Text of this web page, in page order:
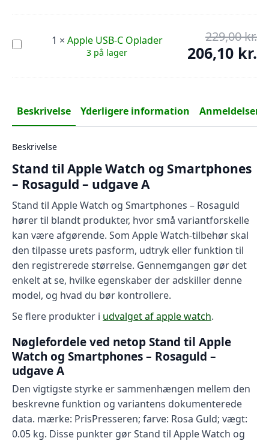
Smartphones
Apple
USB-
1 × Apple USB-C Oplader
3 på lager
229,00kr.
206,10 kr.
Beskrivelse Yderligere information Anmeldelser
Beskrivelse
Stand til Apple Watch og Smartphones
– Rosaguld – udgave A
Stand til Apple Watch og Smartphones – Rosaguld
hører til blandt produkter, hvor små variantforskelle
kan være afgørende. Som Apple Watch-tilbehør skal
den tilpasse urets pasform, udtryk eller funktion til
den registrerede størrelse. Gennemgangen gør det
enkelt at se, hvilke egenskaber der adskiller denne
model, og hvad du bør kontrollere.
Se flere produkter i udvalget af apple watch.
Nøglefordele ved netop Stand til Apple
Watch og Smartphones – Rosaguld –
udgave A
Den vigtigste styrke er sammenhængen mellem den
beskrevne funktion og variantens dokumenterede
data. mærke: PrisPresseren; farve: Rosa Guld; vægt:
0.05 kg. Disse punkter gør Stand til Apple Watch og